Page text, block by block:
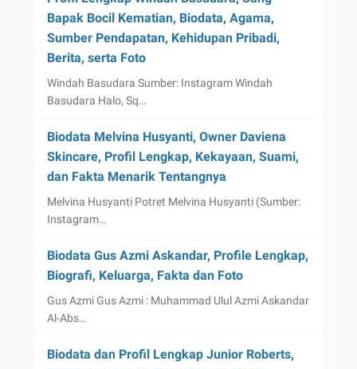
Bapak Bocil Kematian, Biodata, Agama,
Sumber Pendapatan, Kehidupan Pribadi,
Berita, serta Foto
Windah Basudara Sumber: Instagram Windah
Basudara Halo, Sq…
Biodata Melvina Husyanti, Owner Daviena
Skincare, Profil Lengkap, Kekayaan, Suami,
dan Fakta Menarik Tentangnya
Melvina Husyanti Potret Melvina Husyanti (Sumber:
Instagram…
Biodata Gus Azmi Askandar, Profile Lengkap,
Biografi, Keluarga, Fakta dan Foto
Gus Azmi Gus Azmi : Muhammad Ulul Azmi Askandar
Al-Abs…
Biodata dan Profil Lengkap Junior Roberts,